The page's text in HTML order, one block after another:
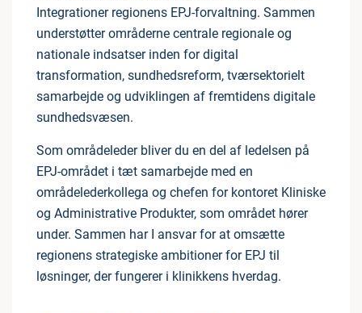
Integrationer regionens EPJ-forvaltning. Sammen
understøtter områderne centrale regionale og
nationale indsatser inden for digital
transformation, sundhedsreform, tværsektorielt
samarbejde og udviklingen af fremtidens digitale
sundhedsvæsen.
Som områdeleder bliver du en del af ledelsen på
EPJ-området i tæt samarbejde med en
områdelederkollega og chefen for kontoret Kliniske
og Administrative Produkter, som området hører
under. Sammen har I ansvar for at omsætte
regionens strategiske ambitioner for EPJ til
løsninger, der fungerer i klinikkens hverdag.